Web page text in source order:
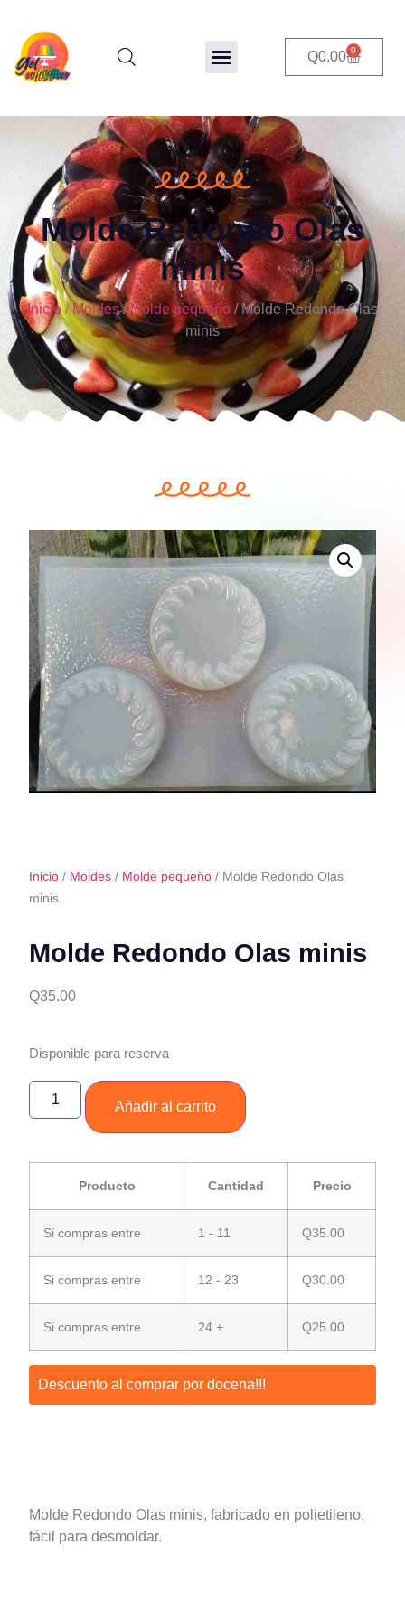
Q0.00 0
Molde Redondo Olas
minis
Inicio/Moldes/Molde pequeño / Molde Redondo Olas
minis
Inicio / Moldes / Molde pequeño / Molde Redondo Olas
minis
Molde Redondo Olas minis
Q35.00
Disponible para reserva
Añadir al carrito
Producto Cantidad Precio
Si compras entre 1 - 11 Q35.00
Si compras entre 12 - 23 Q30.00
Si compras entre 24 + Q25.00
Descuento al comprar por docena!!!
Molde Redondo Olas minis, fabricado en polietileno,
fácil para desmoldar.